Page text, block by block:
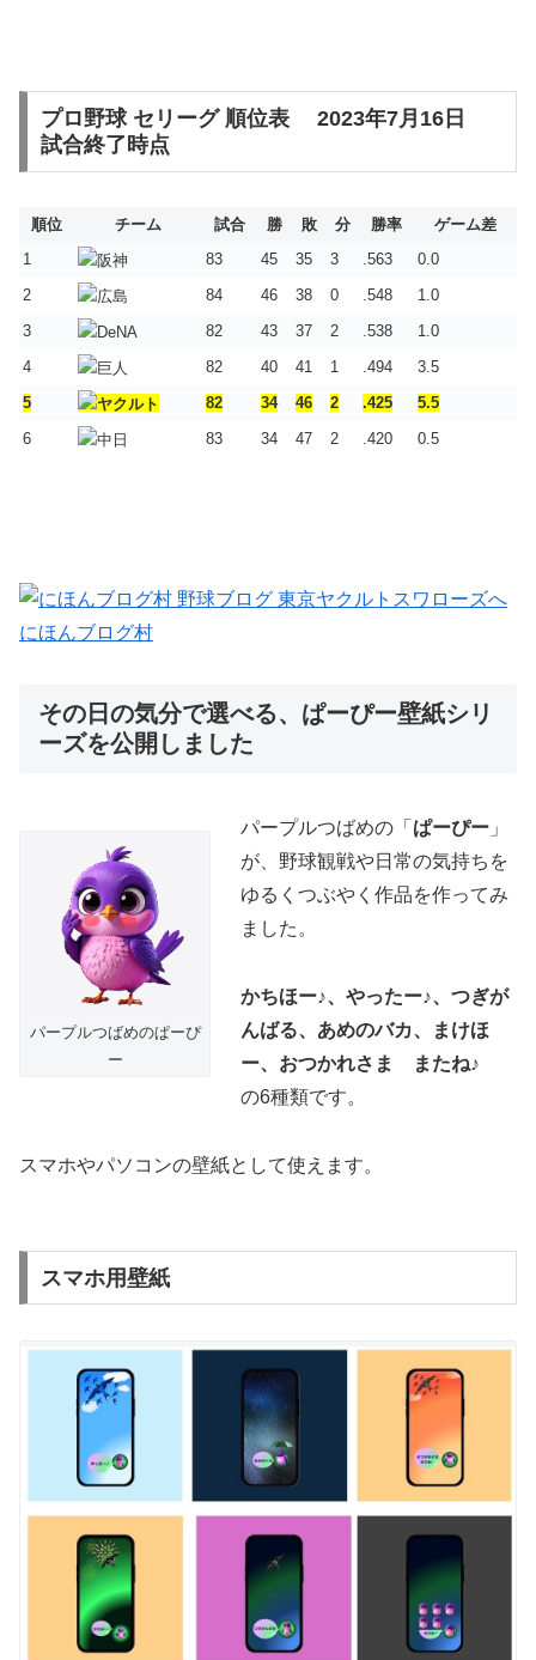
プロ野球 セリーグ 順位表 2023年7月16日
試合終了時点
順位 チーム 試合 勝 敗 分 勝率
ゲーム差
1
83 45 35 3 .563
0.0
2
84 46 38 0 .548
1.0
3
82 43 37 2 .538
1.0
4
82 40 41 1 .494
3.5
5
82 34 46 2 .425
5.5
6
83 34 47 2 .420 0.5
にほんブログ村
その日の気分で選べる、ぱーぴー壁紙シリ
ーズを公開しました
パープルつばめのぱーぴ
ー
パープルつばめの「 ぱーぴー 」
が、野球観戦や日常の気持ちを
ゆるくつぶやく作品を作ってみ
ました。
かちほー♪、やったー♪、つぎが
んばる、あめのバカ、まけほ
ー、おつかれさま またね♪
の6種類です。
スマホやパソコンの壁紙として使えます。
スマホ用壁紙